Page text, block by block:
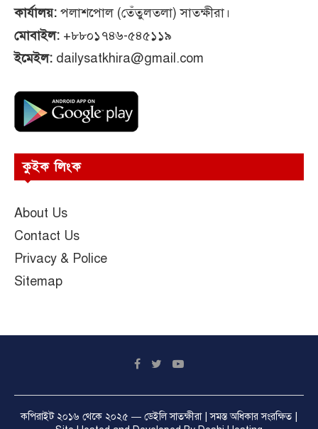
কার্যালয়: পলাশপোল (তেঁতুলতলা) সাতক্ষীরা।
মোবাইল: +৮৮০১৭৪৬-৫৪৫১১৯
ইমেইল: dailysatkhira@gmail.com
কুইক লিংক
About Us
Contact Us
Privacy & Police
Sitemap
কপিরাইট ২০১৬ থেকে ২০২৫ — ডেইলি সাতক্ষীরা| সমস্ত অধিকার সংরক্ষিত |